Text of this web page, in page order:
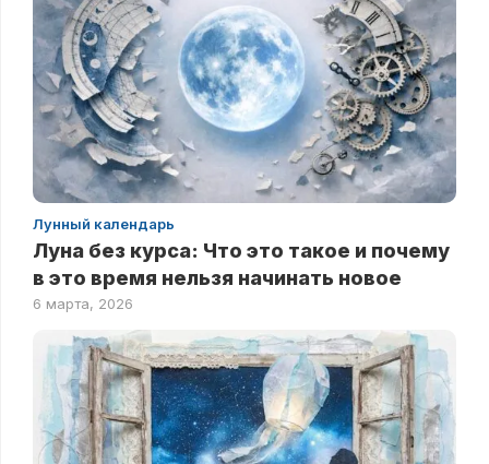
Лунный календарь
Луна без курса: Что это такое и почему
в это время нельзя начинать новое
6 марта, 2026